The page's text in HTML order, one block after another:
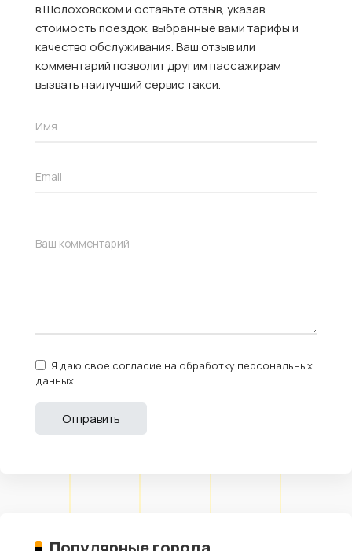
в Шолоховском и оставьте отзыв, указав
стоимость поездок, выбранные вами тарифы и
качество обслуживания. Ваш отзыв или
комментарий позволит другим пассажирам
вызвать наилучший сервис такси.
Я даю свое согласие на обработку персональных
данных